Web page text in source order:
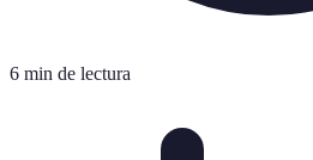
6 min de lectura